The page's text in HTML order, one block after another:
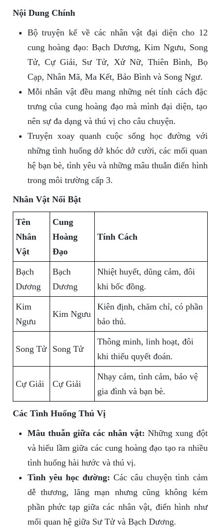
Nội Dung Chính
Bộ truyện kể về các nhân vật đại diện cho 12
cung hoàng đạo: Bạch Dương, Kim Ngưu, Song
Tử, Cự Giải, Sư Tử, Xử Nữ, Thiên Bình, Bọ
Cạp, Nhân Mã, Ma Kết, Bảo Bình và Song Ngư.
Mỗi nhân vật đều mang những nét tính cách đặc
trưng của cung hoàng đạo mà mình đại diện, tạo
nên sự đa dạng và thú vị cho câu chuyện.
Truyện xoay quanh cuộc sống học đường với
những tình huống dở khóc dở cười, các mối quan
hệ bạn bè, tình yêu và những mâu thuẫn điển hình
trong môi trường cấp 3.
Nhân Vật Nổi Bật
Tên
Nhân
Vật
Cung
Hoàng
Đạo
Tính Cách
Bạch
Dương
Bạch
Dương
Nhiệt huyết, dũng cảm, đôi
khi bốc đồng.
Kim
Ngưu
Kim Ngưu
Kiên định, chăm chỉ, có phần
bảo thủ.
Song Tử Song Tử
Thông minh, linh hoạt, đôi
khi thiếu quyết đoán.
Cự Giải Cự Giải
Nhạy cảm, tình cảm, bảo vệ
gia đình và bạn bè.
Các Tình Huống Thú Vị
Mâu thuẫn giữa các nhân vật: Những xung đột
và hiểu lầm giữa các cung hoàng đạo tạo ra nhiều
tình huống hài hước và thú vị.
Tình yêu học đường: Các câu chuyện tình cảm
dễ thương, lãng mạn nhưng cũng không kém
phần phức tạp giữa các nhân vật, điển hình như
mối quan hệ giữa Sư Tử và Bạch Dương.